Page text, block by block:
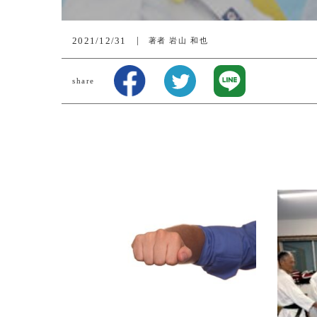
2021/12/31 著者岩山 和也
share